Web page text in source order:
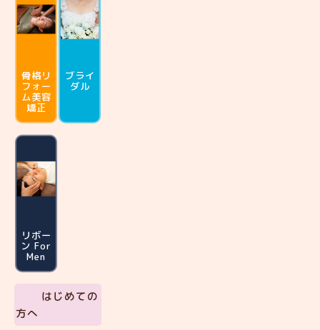
骨格リ
フォー
ム美容
矯正
ブライ
ダル
リボー
ン For
Men
はじめての
方へ